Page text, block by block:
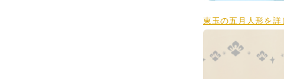
東玉の五月人形を詳